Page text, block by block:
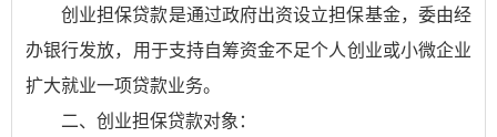
创业担保贷款是通过政府出资设立担保基金，委由经
办银行发放，用于支持自筹资金不足个人创业或小微企业
扩大就业一项贷款业务。
二、创业担保贷款对象：